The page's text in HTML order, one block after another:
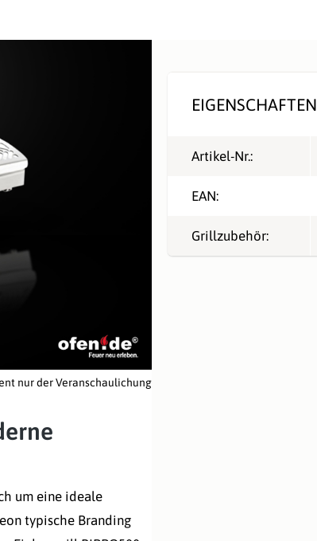
nur der Veranschaulichung
um eine ideale
typische Branding
EIGENSCHAFTEN
Artikel-Nr.:
EAN:
Grillzubehör: